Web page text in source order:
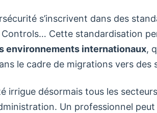
s’inscrivent dans des
Controls… Cette standardisation
environnements internationaux,
le cadre de migrations vers des
irrigue désormais tous les
Un professionnel peut